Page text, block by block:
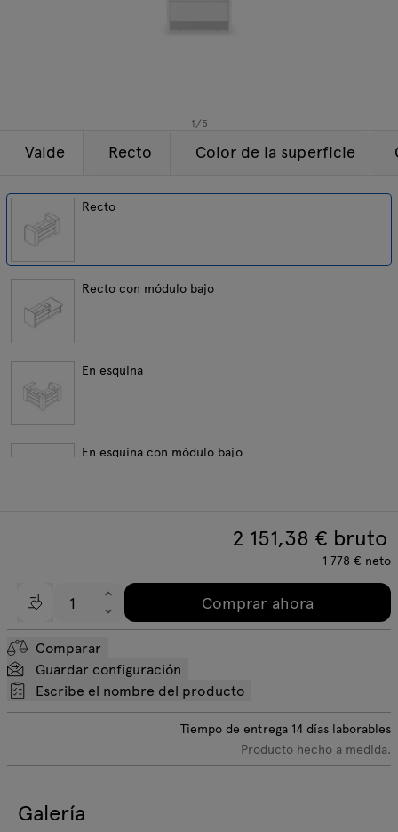
1/5
Valde
Recto
Recto con módulo bajo
En esquina
En esquina con módulo bajo
En curva con módulo bajo
Elementos modulares
Recto Color de la superficie
2 151,38 € bruto
1 778 € neto
Comprar ahora
Comparar
Guardar configuración
Escribe el nombre del producto
Tiempo de entrega 14días laborables
Producto hecho a medida.
Galería